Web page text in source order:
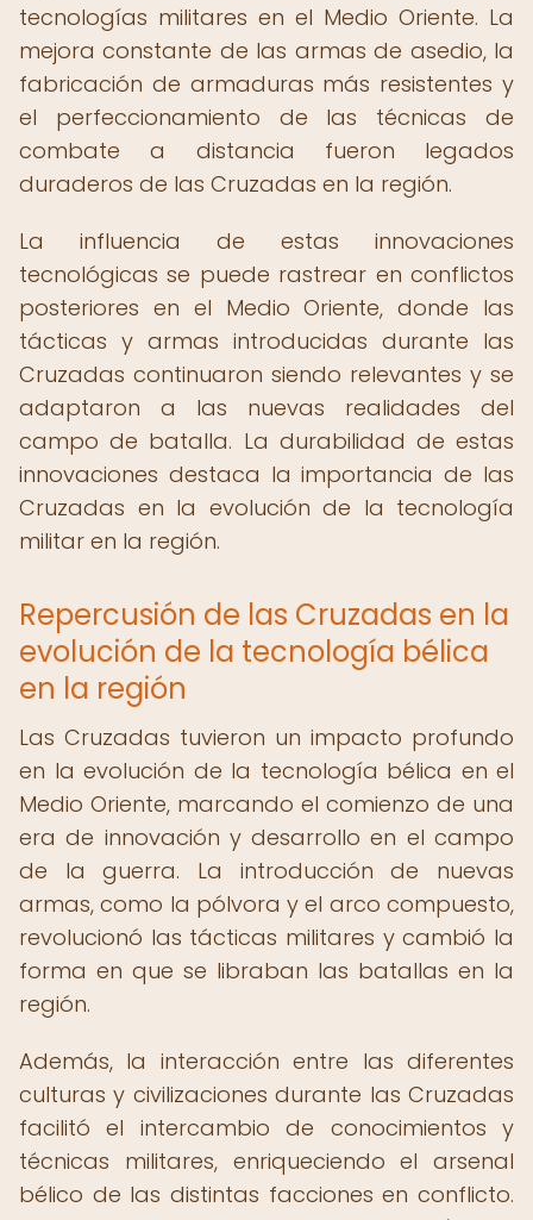
tecnologías militares en el Medio Oriente. La
mejora constante de las armas de asedio, la
fabricación de armaduras más resistentes y
el perfeccionamiento de las técnicas de
combate a distancia fueron legados
duraderos de las Cruzadas en la región.
La influencia de estas innovaciones
tecnológicas se puede rastrear en conflictos
posteriores en el Medio Oriente, donde las
tácticas y armas introducidas durante las
Cruzadas continuaron siendo relevantes y se
adaptaron a las nuevas realidades del
campo de batalla. La durabilidad de estas
innovaciones destaca la importancia de las
Cruzadas en la evolución de la tecnología
militar en la región.
Repercusión de las Cruzadas en la
evolución de la tecnología bélica
en la región
Las Cruzadas tuvieron un impacto profundo
en la evolución de la tecnología bélica en el
Medio Oriente, marcando el comienzo de una
era de innovación y desarrollo en el campo
de la guerra. La introducción de nuevas
armas, como la pólvora y el arco compuesto,
revolucionó las tácticas militares y cambió la
forma en que se libraban las batallas en la
región.
Además, la interacción entre las diferentes
culturas y civilizaciones durante las Cruzadas
facilitó el intercambio de conocimientos y
técnicas militares, enriqueciendo el arsenal
bélico de las distintas facciones en conflicto.